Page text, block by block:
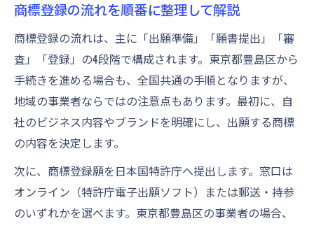
商標登録の流れを順番に整理して解説
商標登録の流れは、主に「出願準備」「願書提出」「審
査」「登録」の4段階で構成されます。東京都豊島区から
手続きを進める場合も、全国共通の手順となりますが、
地域の事業者ならではの注意点もあります。最初に、自
社のビジネス内容やブランドを明確にし、出願する商標
の内容を決定します。
次に、商標登録願を日本国特許庁へ提出します。窓口は
オンライン（特許庁電子出願ソフト）または郵送・持参
のいずれかを選べます。東京都豊島区の事業者の場合、